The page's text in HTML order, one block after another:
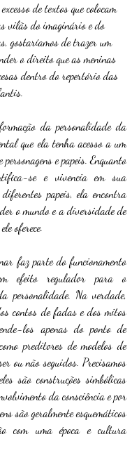
de textos que colocam
vilãs do imaginário e do
gostaríamos de trazer um
o direito que as meninas
dentro do repertório das
da personalidade da
que ela tenha acesso a um
e papeis. Enquanto
se e vivencia em sua
papeis, ela encontra
o mundo e a diversidade de
oferece.
faz parte do funcionamento
efeito regulador para o
personalidade. Na verdade,
contos de fadas e dos mitos
los apenas do ponto de
preditores de modelos de
ou não seguidos. Precisamos
são construções simbólicas
da consciência e por
são geralmente esquemáticos
com uma época e cultura